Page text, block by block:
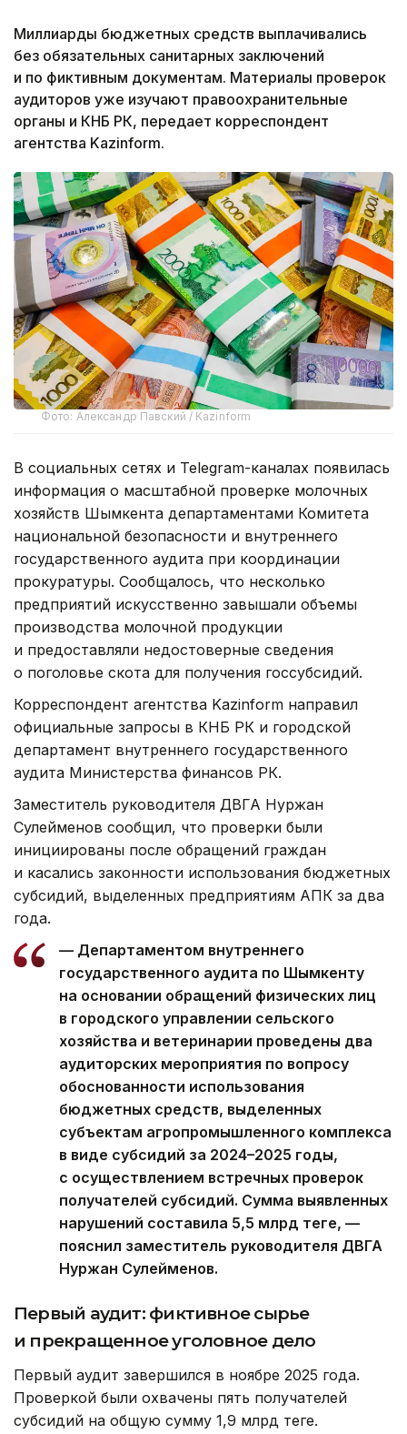
Миллиарды бюджетных средств выплачивались
без обязательных санитарных заключений
и по фиктивным документам. Материалы проверок
аудиторов уже изучают правоохранительные
органы и КНБ РК, передает корреспондент
агентства Kazinform.
Фото: Александр Павский / Kazinform
В социальных сетях и Telegram-каналах появилась
информация о масштабной проверке молочных
хозяйств Шымкента департаментами Комитета
национальной безопасности и внутреннего
государственного аудита при координации
прокуратуры. Сообщалось, что несколько
предприятий искусственно завышали объемы
производства молочной продукции
и предоставляли недостоверные сведения
о поголовье скота для получения госсубсидий.
Корреспондент агентства Kazinform направил
официальные запросы в КНБ РК и городской
департамент внутреннего государственного
аудита Министерства финансов РК.
Заместитель руководителя ДВГА Нуржан
Сулейменов сообщил, что проверки были
инициированы после обращений граждан
и касались законности использования бюджетных
субсидий, выделенных предприятиям АПК за два
года.
— Департаментом внутреннего
государственного аудита по Шымкенту
на основании обращений физических лиц
в городского управлении сельского
хозяйства и ветеринарии проведены два
аудиторских мероприятия по вопросу
обоснованности использования
бюджетных средств, выделенных
субъектам агропромышленного комплекса
в виде субсидий за 2024–2025 годы,
с осуществлением встречных проверок
получателей субсидий. Сумма выявленных
нарушений составила 5,5 млрд теңге, —
пояснил заместитель руководителя ДВГА
Нуржан Сулейменов.
Первый аудит: фиктивное сырье
и прекращенное уголовное дело
Первый аудит завершился в ноябре 2025 года.
Проверкой были охвачены пять получателей
субсидий на общую сумму 1,9 млрд теңге.